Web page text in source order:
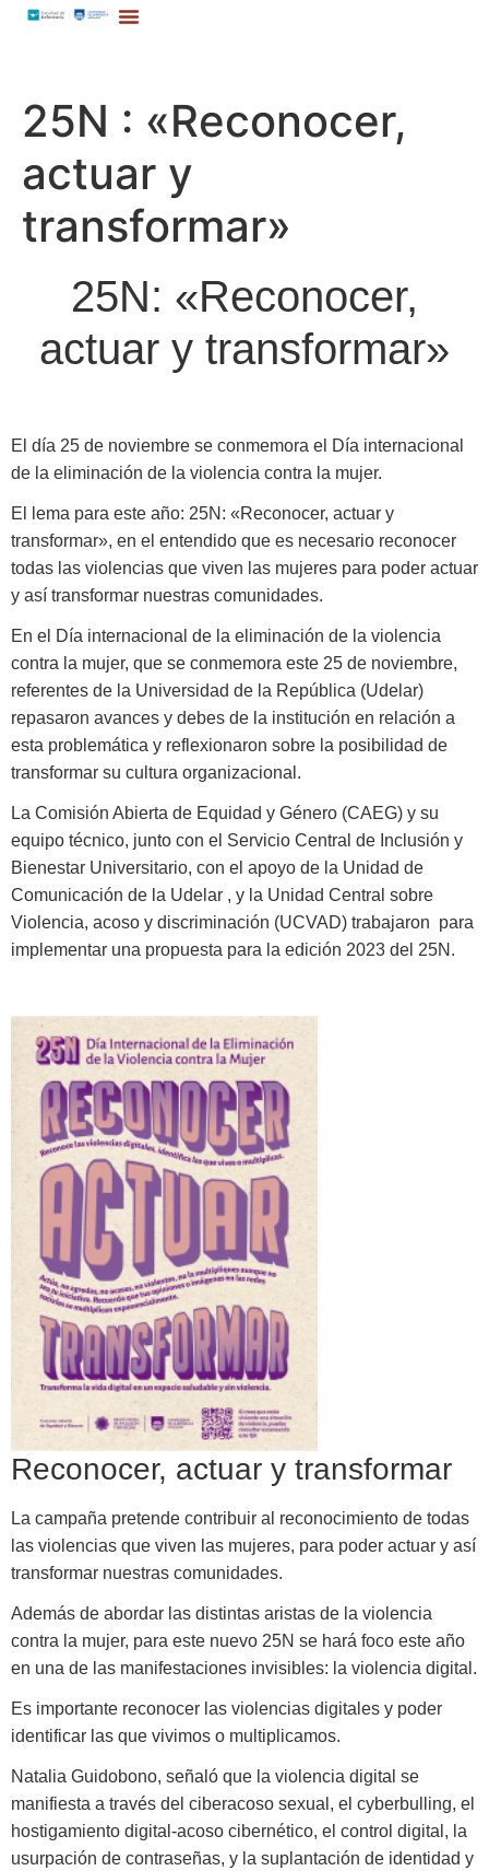
25N : «Reconocer,
actuar y
transformar»
25N: «Reconocer,
actuar y transformar»
El día 25 de noviembre se conmemora el Día internacional
de la eliminación de la violencia contra la mujer.
El lema para este año: 25N: «Reconocer, actuar y
transformar», en el entendido que es necesario reconocer
todas las violencias que viven las mujeres para poder actuar
y así transformar nuestras comunidades.
En el Día internacional de la eliminación de la violencia
contra la mujer, que se conmemora este 25 de noviembre,
referentes de la Universidad de la República (Udelar)
repasaron avances y debes de la institución en relación a
esta problemática y reflexionaron sobre la posibilidad de
transformar su cultura organizacional.
La Comisión Abierta de Equidad y Género (CAEG) y su
equipo técnico, junto con el Servicio Central de Inclusión y
Bienestar Universitario, con el apoyo de la Unidad de
Comunicación de la Udelar , y la Unidad Central sobre
Violencia, acoso y discriminación (UCVAD) trabajaron para
implementar una propuesta para la edición 2023 del 25N.
Reconocer, actuar y transformar
La campaña pretende contribuir al reconocimiento de todas
las violencias que viven las mujeres, para poder actuar y así
transformar nuestras comunidades.
Además de abordar las distintas aristas de la violencia
contra la mujer, para este nuevo 25N se hará foco este año
en una de las manifestaciones invisibles: la violencia digital.
Es importante reconocer las violencias digitales y poder
identificar las que vivimos o multiplicamos.
Natalia Guidobono, señaló que la violencia digital se
manifiesta a través del ciberacoso sexual, el cyberbulling, el
hostigamiento digital-acoso cibernético, el control digital, la
usurpación de contraseñas, y la suplantación de identidad y